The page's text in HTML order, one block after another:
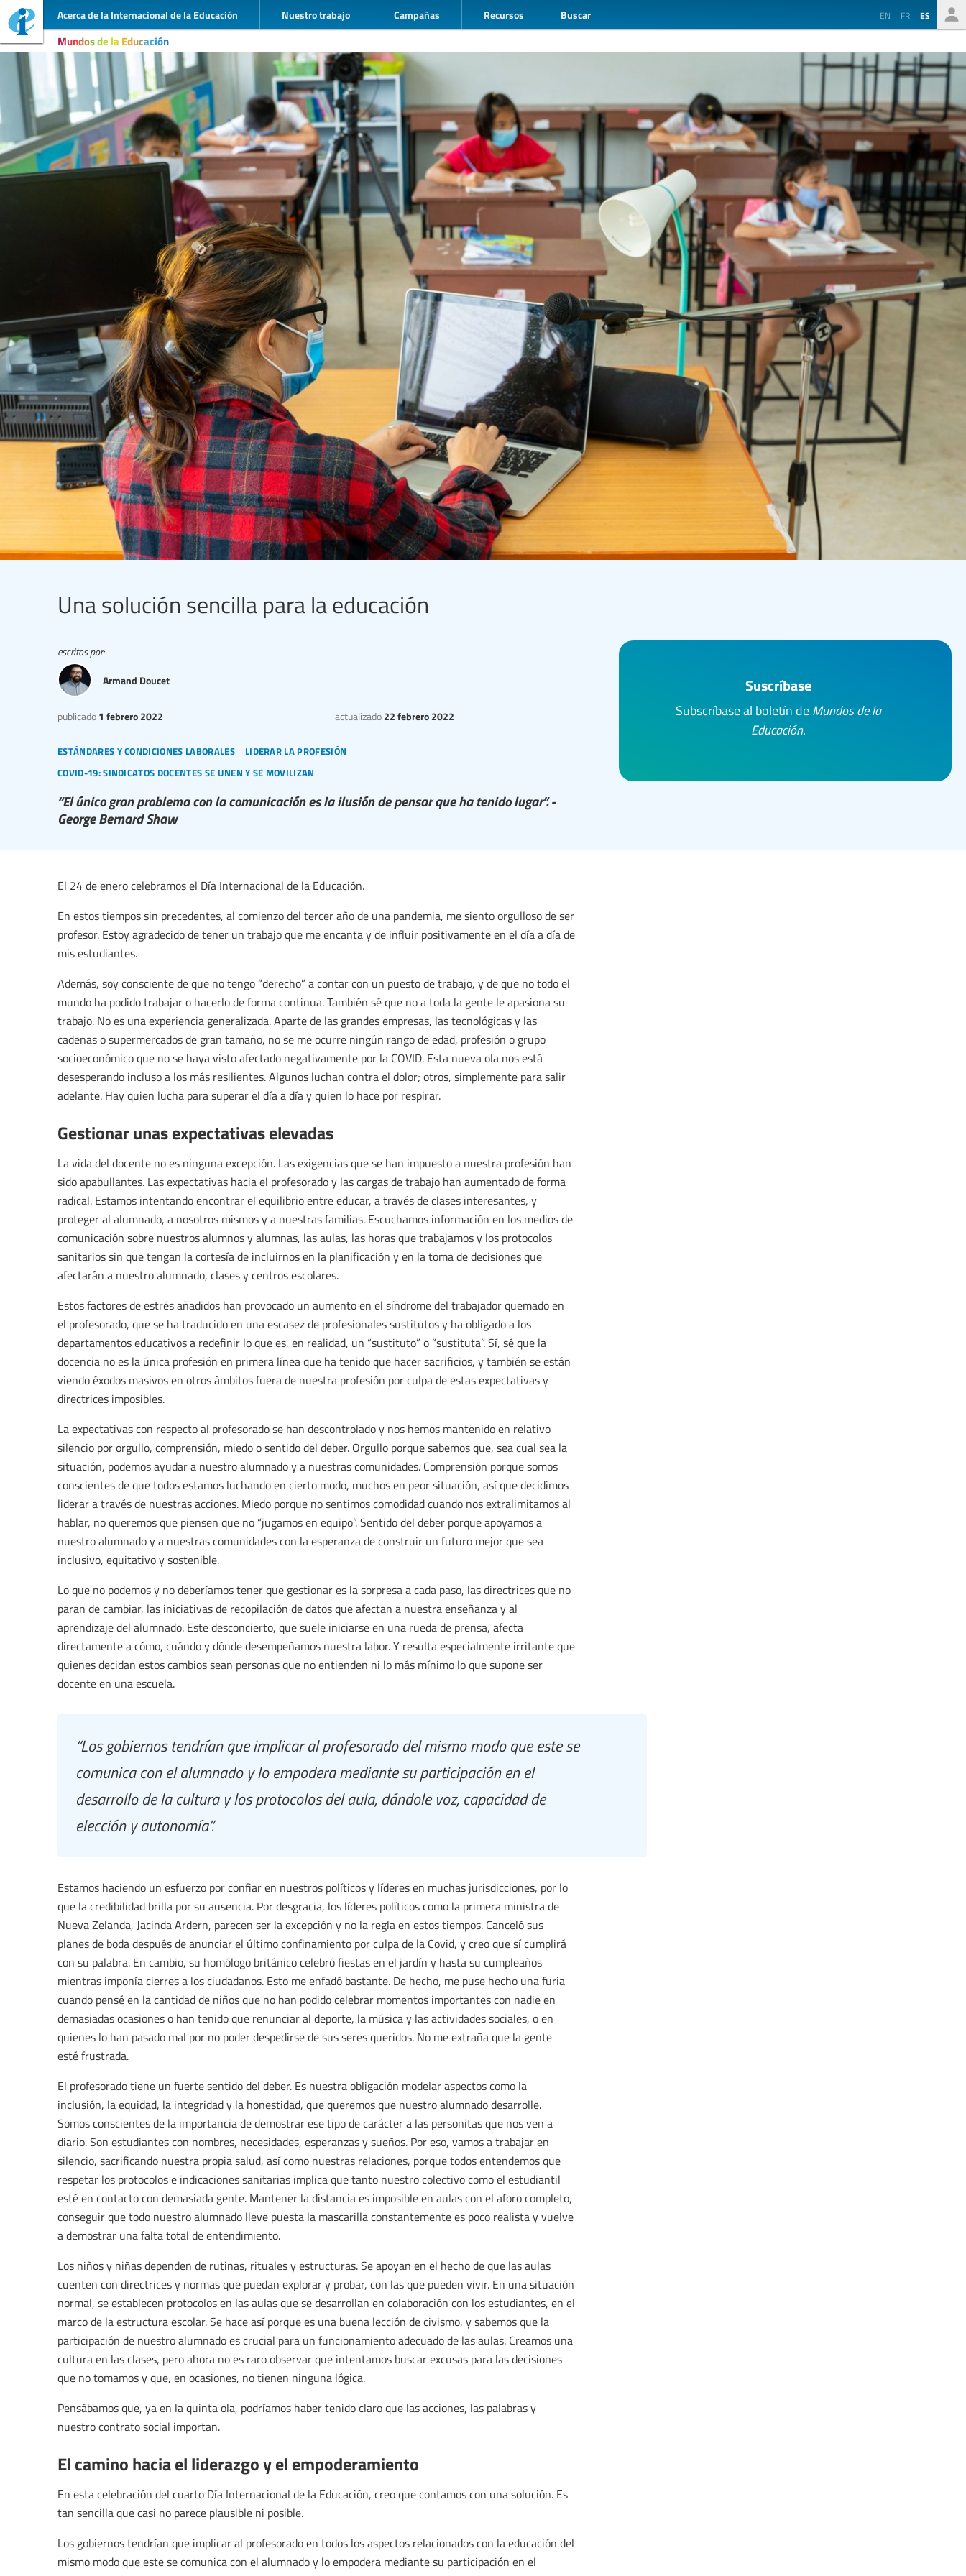
Acerca de la Internacional de la Educación Nuestro trabajo Campañas Recursos Buscar EN FR ES
Mundos de la Educación
Una solución sencilla para la educación
“El único gran problema con la comunicación es la ilusión de pensar que ha tenido lugar”. -
George Bernard Shaw
estándares y condiciones laborales liderar la profesión
covid-19: sindicatos docentes se unen y se movilizan
publicado 1 febrero 2022 actualizado22 febrero 2022
escritos por:
Armand Doucet Suscríbase
Subscríbase al boletín de Mundos de la
Educación.
El 24 de enero celebramos el Día Internacional de la Educación.
En estos tiempos sin precedentes, al comienzo del tercer año de una pandemia, me siento orgulloso de ser
profesor. Estoy agradecido de tener un trabajo que me encanta y de influir positivamente en el día a día de
mis estudiantes.
Además, soy consciente de que no tengo “derecho” a contar con un puesto de trabajo, y de que no todo el
mundo ha podido trabajar o hacerlo de forma continua. También sé que no a toda la gente le apasiona su
trabajo. No es una experiencia generalizada. Aparte de las grandes empresas, las tecnológicas y las
cadenas o supermercados de gran tamaño, no se me ocurre ningún rango de edad, profesión o grupo
socioeconómico que no se haya visto afectado negativamente por la COVID. Esta nueva ola nos está
desesperando incluso a los más resilientes. Algunos luchan contra el dolor; otros, simplemente para salir
adelante. Hay quien lucha para superar el día a día y quien lo hace por respirar.
Gestionar unas expectativas elevadas
La vida del docente no es ninguna excepción. Las exigencias que se han impuesto a nuestra profesión han
sido apabullantes. Las expectativas hacia el profesorado y las cargas de trabajo han aumentado de forma
radical. Estamos intentando encontrar el equilibrio entre educar, a través de clases interesantes, y
proteger al alumnado, a nosotros mismos y a nuestras familias. Escuchamos información en los medios de
comunicación sobre nuestros alumnos y alumnas, las aulas, las horas que trabajamos y los protocolos
sanitarios sin que tengan la cortesía de incluirnos en la planificación y en la toma de decisiones que
afectarán a nuestro alumnado, clases y centros escolares.
Estos factores de estrés añadidos han provocado un aumento en el síndrome del trabajador quemado en
el profesorado, que se ha traducido en una escasez de profesionales sustitutos y ha obligado a los
departamentos educativos a redefinir lo que es, en realidad, un “sustituto” o “sustituta”. Sí, sé que la
docencia no es la única profesión en primera línea que ha tenido que hacer sacrificios, y también se están
viendo éxodos masivos en otros ámbitos fuera de nuestra profesión por culpa de estas expectativas y
directrices imposibles.
La expectativas con respecto al profesorado se han descontrolado y nos hemos mantenido en relativo
silencio por orgullo, comprensión, miedo o sentido del deber. Orgullo porque sabemos que, sea cual sea la
situación, podemos ayudar a nuestro alumnado y a nuestras comunidades. Comprensión porque somos
conscientes de que todos estamos luchando en cierto modo, muchos en peor situación, así que decidimos
liderar a través de nuestras acciones. Miedo porque no sentimos comodidad cuando nos extralimitamos al
hablar, no queremos que piensen que no “jugamos en equipo”. Sentido del deber porque apoyamos a
nuestro alumnado y a nuestras comunidades con la esperanza de construir un futuro mejor que sea
inclusivo, equitativo y sostenible.
Lo que no podemos y no deberíamos tener que gestionar es la sorpresa a cada paso, las directrices que no
paran de cambiar, las iniciativas de recopilación de datos que afectan a nuestra enseñanza y al
aprendizaje del alumnado. Este desconcierto, que suele iniciarse en una rueda de prensa, afecta
directamente a cómo, cuándo y dónde desempeñamos nuestra labor. Y resulta especialmente irritante que
quienes decidan estos cambios sean personas que no entienden ni lo más mínimo lo que supone ser
docente en una escuela.
“Los gobiernos tendrían que implicar al profesorado del mismo modo que este se
comunica con el alumnado y lo empodera mediante su participación en el
desarrollo de la cultura y los protocolos del aula, dándole voz, capacidad de
elección y autonomía”.
Estamos haciendo un esfuerzo por confiar en nuestros políticos y líderes en muchas jurisdicciones, por lo
que la credibilidad brilla por su ausencia. Por desgracia, los líderes políticos como la primera ministra de
Nueva Zelanda, Jacinda Ardern, parecen ser la excepción y no la regla en estos tiempos. Canceló sus
planes de boda después de anunciar el último confinamiento por culpa de la Covid, y creo que sí cumplirá
con su palabra. En cambio, su homólogo británico celebró fiestas en el jardín y hasta su cumpleaños
mientras imponía cierres a los ciudadanos. Esto me enfadó bastante. De hecho, me puse hecho una furia
cuando pensé en la cantidad de niños que no han podido celebrar momentos importantes con nadie en
demasiadas ocasiones o han tenido que renunciar al deporte, la música y las actividades sociales, o en
quienes lo han pasado mal por no poder despedirse de sus seres queridos. No me extraña que la gente
esté frustrada.
El profesorado tiene un fuerte sentido del deber. Es nuestra obligación modelar aspectos como la
inclusión, la equidad, la integridad y la honestidad, que queremos que nuestro alumnado desarrolle.
Somos conscientes de la importancia de demostrar ese tipo de carácter a las personitas que nos ven a
diario. Son estudiantes con nombres, necesidades, esperanzas y sueños. Por eso, vamos a trabajar en
silencio, sacrificando nuestra propia salud, así como nuestras relaciones, porque todos entendemos que
respetar los protocolos e indicaciones sanitarias implica que tanto nuestro colectivo como el estudiantil
esté en contacto con demasiada gente. Mantener la distancia es imposible en aulas con el aforo completo,
conseguir que todo nuestro alumnado lleve puesta la mascarilla constantemente es poco realista y vuelve
a demostrar una falta total de entendimiento.
Los niños y niñas dependen de rutinas, rituales y estructuras. Se apoyan en el hecho de que las aulas
cuenten con directrices y normas que puedan explorar y probar, con las que pueden vivir. En una situación
normal, se establecen protocolos en las aulas que se desarrollan en colaboración con los estudiantes, en el
marco de la estructura escolar. Se hace así porque es una buena lección de civismo, y sabemos que la
participación de nuestro alumnado es crucial para un funcionamiento adecuado de las aulas. Creamos una
cultura en las clases, pero ahora no es raro observar que intentamos buscar excusas para las decisiones
que no tomamos y que, en ocasiones, no tienen ninguna lógica.
Pensábamos que, ya en la quinta ola, podríamos haber tenido claro que las acciones, las palabras y
nuestro contrato social importan.
El camino hacia el liderazgo y el empoderamiento
En esta celebración del cuarto Día Internacional de la Educación, creo que contamos con una solución. Es
tan sencilla que casi no parece plausible ni posible.
Los gobiernos tendrían que implicar al profesorado en todos los aspectos relacionados con la educación del
mismo modo que este se comunica con el alumnado y lo empodera mediante su participación en el